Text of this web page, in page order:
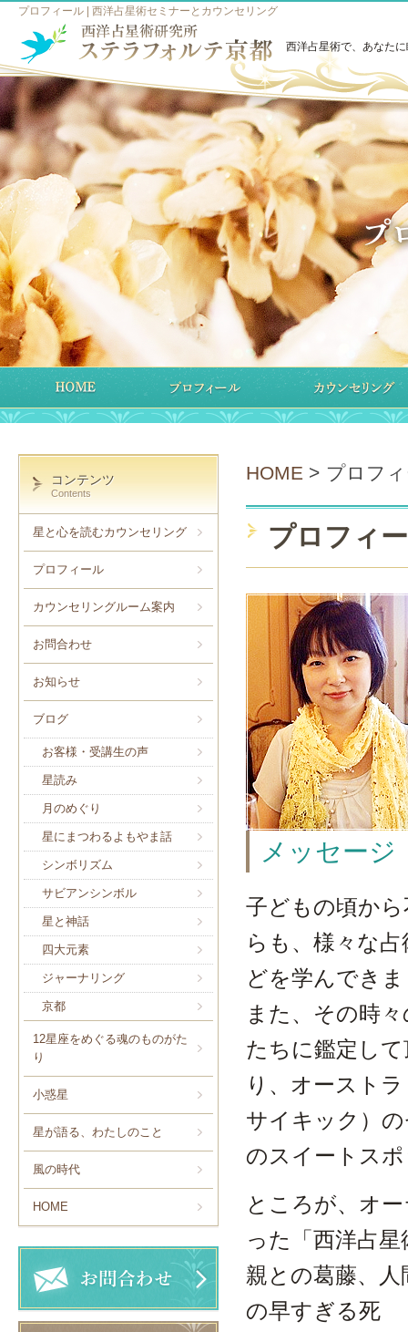
プロフィール | 西洋占星術セミナーとカウンセリング
西洋占星術で、あなた
コンテンツ
Contents
星と心を読むカウンセリング
プロフィール
カウンセリングルーム案内
お問合わせ
お知らせ
ブログ
お客様・受講生の声
星読み
月のめぐり
星にまつわるよもやま話
シンボリズム
サビアンシンボル
星と神話
四大元素
ジャーナリング
京都
12星座をめぐる魂のものがた
り
小惑星
星が語る、わたしのこと
風の時代
HOME
HOME > プロフ
プロフィ
メッセージ
子どもの頃か
らも、様々な
どを学んでき
また、その時
たちに鑑定し
り、オースト
サイキック）
のスイートス
ところが、オ
った「西洋占
親との葛藤、
の早すぎる死